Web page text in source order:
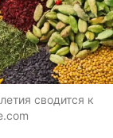
сводится к